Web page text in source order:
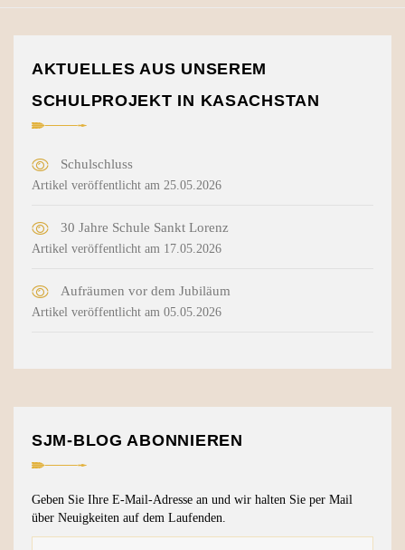
AKTUELLES AUS UNSEREM
SCHULPROJEKT IN KASACHSTAN
Schulschluss
Artikel veröffentlicht am 25.05.2026
30 Jahre Schule Sankt Lorenz
Artikel veröffentlicht am 17.05.2026
Aufräumen vor dem Jubiläum
Artikel veröffentlicht am 05.05.2026
SJM-BLOG ABONNIEREN
Geben Sie Ihre E-Mail-Adresse an und wir halten Sie per Mail
über Neuigkeiten auf dem Laufenden.